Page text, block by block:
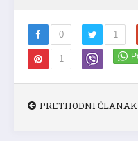
0 1
1
PRETHODNI ČLANAK